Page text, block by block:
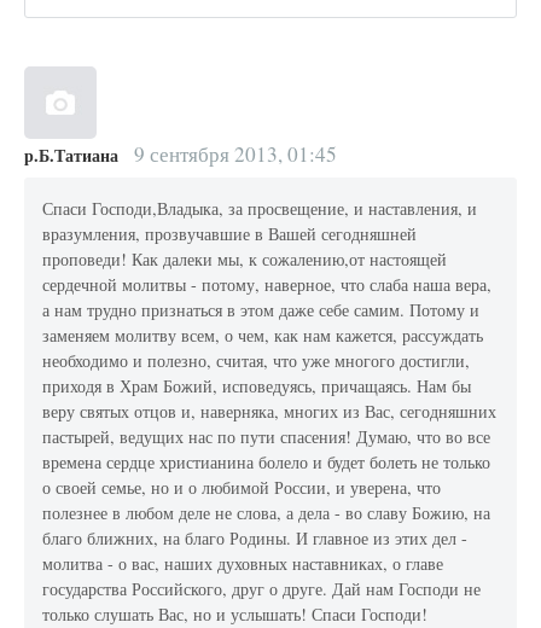
р.Б.Татиана 9 сентября 2013, 01:45
Спаси Господи,Владыка, за просвещение, и наставления, и
вразумления, прозвучавшие в Вашей сегодняшней
проповеди! Как далеки мы, к сожалению,от настоящей
сердечной молитвы - потому, наверное, что слаба наша вера,
а нам трудно признаться в этом даже себе самим. Потому и
заменяем молитву всем, о чем, как нам кажется, рассуждать
необходимо и полезно, считая, что уже многого достигли,
приходя в Храм Божий, исповедуясь, причащаясь. Нам бы
веру святых отцов и, наверняка, многих из Вас, сегодняшних
пастырей, ведущих нас по пути спасения! Думаю, что во все
времена сердце христианина болело и будет болеть не только
о своей семье, но и о любимой России, и уверена, что
полезнее в любом деле не слова, а дела - во славу Божию, на
благо ближних, на благо Родины. И главное из этих дел -
молитва - о вас, наших духовных наставниках, о главе
государства Российского, друг о друге. Дай нам Господи не
только слушать Вас, но и услышать! Спаси Господи!